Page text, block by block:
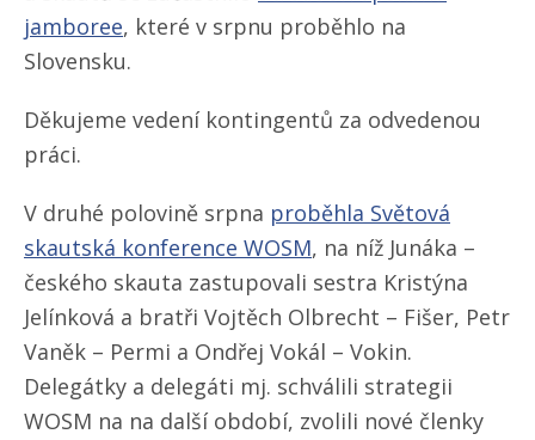
jamboree, které v srpnu proběhlo na
Slovensku.
Děkujeme vedení kontingentů za odvedenou
práci.
V druhé polovině srpna proběhla Světová
skautská konference WOSM, na níž Junáka –
českého skauta zastupovali sestra Kristýna
Jelínková a bratři Vojtěch Olbrecht – Fišer, Petr
Vaněk – Permi a Ondřej Vokál – Vokin.
Delegátky a delegáti mj. schválili strategii
WOSM na na další období, zvolili nové členky